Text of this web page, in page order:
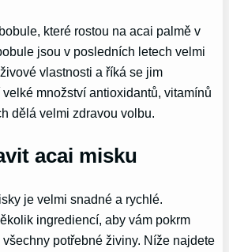
které rostou na acai palmě v
jsou v posledních letech velmi
vlastnosti a říká se jim
množství antioxidantů, vitamínů
dělá velmi zdravou volbu.
acai misku
je velmi snadné a rychlé.
ingrediencí, aby vám pokrm
potřebné živiny. Níže najdete